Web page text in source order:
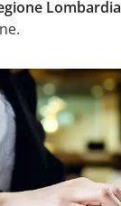
Lombardia